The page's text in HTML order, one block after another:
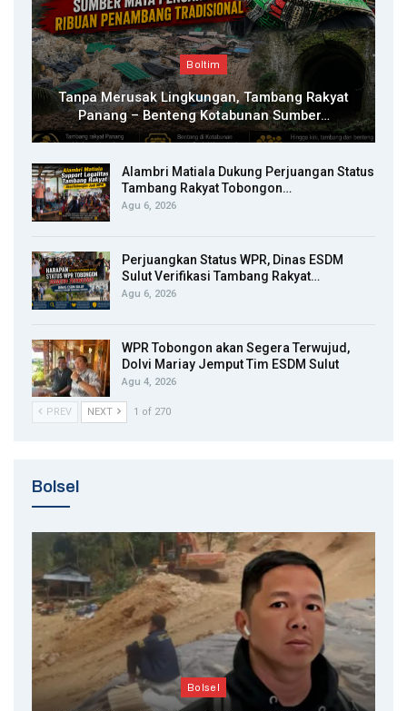
Boltim
Tanpa Merusak Lingkungan, Tambang Rakyat
Panang – Benteng Kotabunan Sumber…
Alambri Matiala Dukung Perjuangan Status
Tambang Rakyat Tobongon…
Agu 6, 2026
Perjuangkan Status WPR, Dinas ESDM
Sulut Verifikasi Tambang Rakyat…
Agu 6, 2026
WPR Tobongon akan Segera Terwujud,
Dolvi Mariay Jemput Tim ESDM Sulut
Agu 4, 2026
PREV NEXT 1 of 270
Bolsel
Bolsel